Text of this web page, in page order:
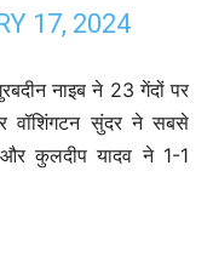
17, 2024
नाइब ने 23 गेंदों पर
वॉशिंगटन सुंदर ने सबसे
कुलदीप यादव ने 1-1